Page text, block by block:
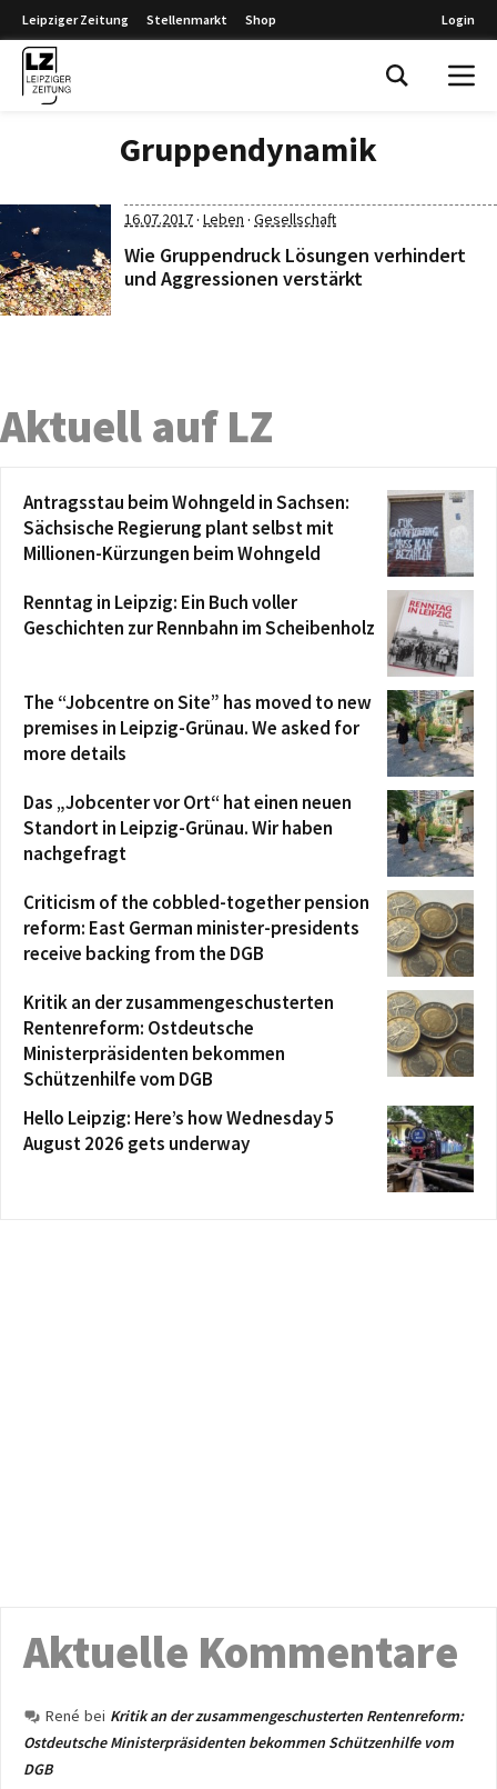
Leipziger Zeitung Stellenmarkt Shop Login
Gruppendynamik
16.07.2017· Leben · Gesellschaft
Wie Gruppendruck Lösungen verhindert
und Aggressionen verstärkt
Aktuell auf LZ
Antragsstau beim Wohngeld in Sachsen:
Sächsische Regierung plant selbst mit
Millionen-Kürzungen beim Wohngeld
Renntag in Leipzig: Ein Buch voller
Geschichten zur Rennbahn im Scheibenholz
The “Jobcentre on Site” has moved to new
premises in Leipzig-Grünau. We asked for
more details
Das „Jobcenter vor Ort“ hat einen neuen
Standort in Leipzig-Grünau. Wir haben
nachgefragt
Criticism of the cobbled-together pension
reform: East German minister-presidents
receive backing from the DGB
Kritik an der zusammengeschusterten
Rentenreform: Ostdeutsche
Ministerpräsidenten bekommen
Schützenhilfe vom DGB
Hello Leipzig: Here’s how Wednesday 5
August 2026 gets underway
Aktuelle Kommentare
René bei Kritik an der zusammengeschusterten Rentenreform:
Ostdeutsche Ministerpräsidenten bekommen Schützenhilfe vom
DGB